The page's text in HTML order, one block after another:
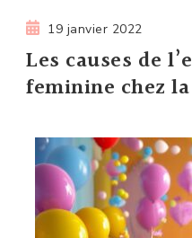
19 janvier 2022
Les causes de
feminine chez